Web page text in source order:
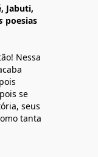
Jabuti,
poesias
Nessa
se
seus
tanta